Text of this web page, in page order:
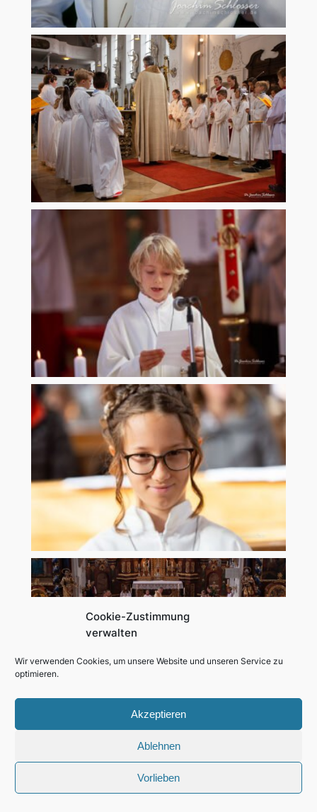
Cookie-Zustimmung
verwalten
Wir verwenden Cookies, um unsere Website und unseren Service zu
optimieren.
Akzeptieren
Ablehnen
Vorlieben